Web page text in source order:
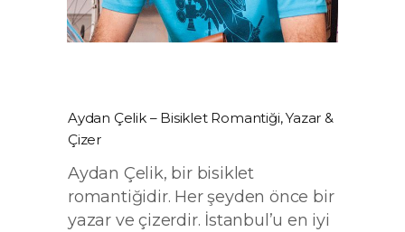
Aydan Çelik – Bisiklet Romantiği, Yazar &
Çizer
Aydan Çelik, bir bisiklet
romantiğidir. Her şeyden önce bir
yazar ve çizerdir. İstanbul’u en iyi